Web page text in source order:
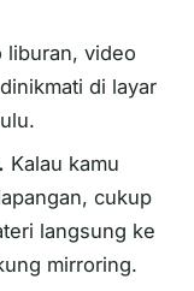
liburan, video
di layar
Kalau kamu
cukup
langsung ke
mirroring.